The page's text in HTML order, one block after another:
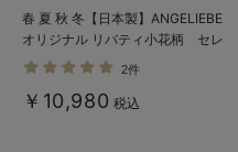
春 夏 秋 冬【日本製】ANGELIEBE
オリジナル リバティ小花柄 セレ
モニードレス
2件
￥10,980 税込